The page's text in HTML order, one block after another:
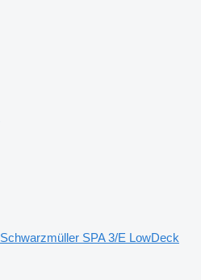
Schwarzmüller SPA 3/E LowDeck